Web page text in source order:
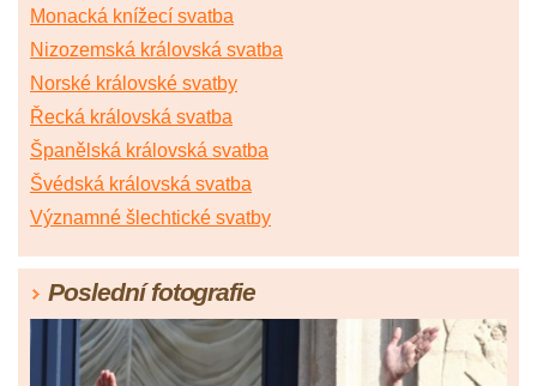
Monacká knížecí svatba
Nizozemská královská svatba
Norské královské svatby
Řecká královská svatba
Španělská královská svatba
Švédská královská svatba
Významné šlechtické svatby
Poslední fotografie